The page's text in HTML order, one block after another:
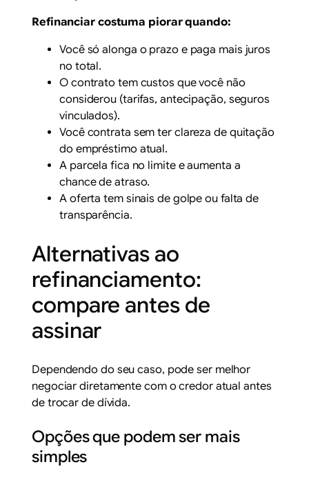
Refinanciar costuma piorar quando:
Você só alonga o prazo e paga mais juros
no total.
O contrato tem custos que você não
considerou (tarifas, antecipação, seguros
vinculados).
Você contrata sem ter clareza de quitação
do empréstimo atual.
A parcela fica no limite e aumenta a
chance de atraso.
A oferta tem sinais de golpe ou falta de
transparência.
Alternativas ao
refinanciamento:
compare antes de
assinar
Dependendo do seu caso, pode ser melhor
negociar diretamente com o credor atual antes
de trocar de dívida.
Opções que podem ser mais
simples